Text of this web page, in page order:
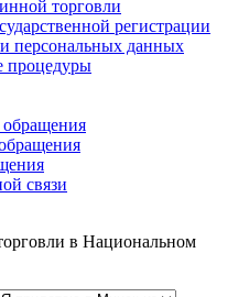
торговли
регистрации
персональных данных
процедуры
связи
в Национальном